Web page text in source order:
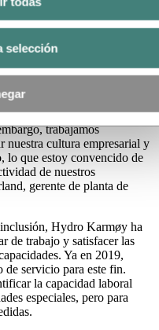
selección
enfoque de Hydro Karmøy
principalmente enpromover
en el entorno laboral. El
de que las
generalizadas en la
planta de aluminio de
ámbito.
alcanzado todos los
trabajamos
nuestra cultura empresarial y
lo que estoy convencido de
de nuestros
gerente de planta de
Hydro Karmøy ha
de trabajo y satisfacer las
Ya en 2019,
servicio para este fin.
la capacidad laboral
especiales, pero para